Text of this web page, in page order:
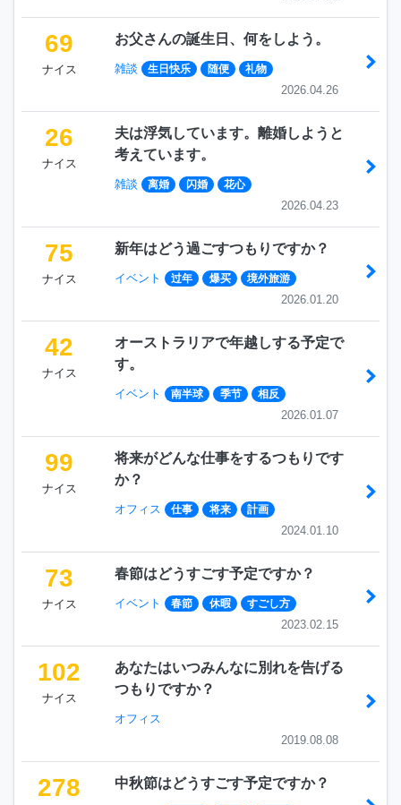
69
ナイス
お父さんの誕生日、何をしよう。
雑談 生日快乐 随便 礼物
2026.04.26
26
ナイス
夫は浮気しています。離婚しようと
考えています。
雑談 离婚 闪婚 花心
2026.04.23
75
ナイス
新年はどう過ごすつもりですか？
イベント 过年 爆买 境外旅游
2026.01.20
42
ナイス
オーストラリアで年越しする予定で
す。
イベント 南半球 季节 相反
2026.01.07
99
ナイス
将来がどんな仕事をするつもりです
か？
オフィス 仕事 将来 計画
2024.01.10
73
ナイス
春節はどうすごす予定ですか？
イベント 春節 休暇 すごし方
2023.02.15
102
ナイス
あなたはいつみんなに別れを告げる
つもりですか？
オフィス
2019.08.08
278 中秋節はどうすごす予定ですか？